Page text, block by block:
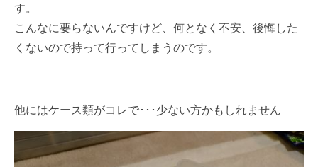
す。
こんなに要らないんですけど、何となく不安、後悔した
くないので持って行ってしまうのです。
他にはケース類がコレで･･･少ない方かもしれません